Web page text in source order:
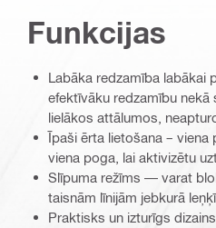
Funkcijas
Labāka redzamība labākai
efektīvāku redzamību
lielākos attālumos,
Īpaši ērta lietošana – viena
viena poga, lai aktivizētu
Slīpuma režīms — varat
taisnām līnijām jebkurā
Praktisks un izturīgs